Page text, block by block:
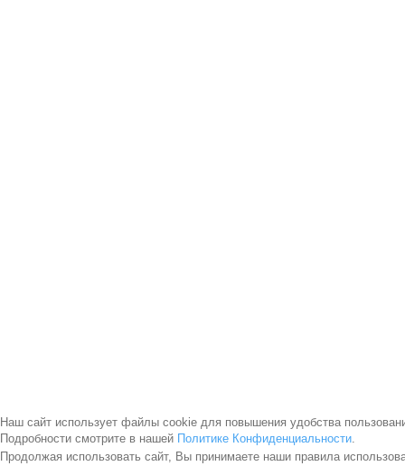
Наш сайт использует файлы cookie для повышения удобства
Подробности смотрите в нашей Политике Конфиденциальности.
Продолжая использовать сайт, Вы принимаете наши правила